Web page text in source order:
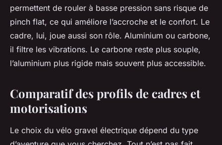
permettent de rouler à basse pression sans risque de
pinch flat, ce qui améliore l’accroche et le confort. Le
cadre, lui, joue aussi son rôle. Aluminium ou carbone,
il filtre les vibrations. Le carbone reste plus souple,
l’aluminium plus rigide mais souvent plus accessible.
Comparatif des profils de cadres et
motorisations
Le choix du vélo gravel électrique dépend du type